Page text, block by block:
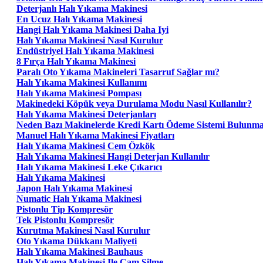
Deterjanlı Halı Yıkama Makinesi
En Ucuz Halı Yıkama Makinesi
Hangi Halı Yıkama Makinesi Daha Iyi
Halı Yıkama Makinesi Nasıl Kurulur
Endüstriyel Halı Yıkama Makinesi
8 Fırça Halı Yıkama Makinesi
Paralı Oto Yıkama Makineleri Tasarruf Sağlar mı?
Halı Yıkama Makinesi Kullanımı
Halı Yıkama Makinesi Pompası
Makinedeki Köpük veya Durulama Modu Nasıl Kullanılır?
Halı Yıkama Makinesi Deterjanları
Neden Bazı Makinelerde Kredi Kartı Ödeme Sistemi
Manuel Halı Yıkama Makinesi Fiyatları
Halı Yıkama Makinesi Cem Özkök
Halı Yıkama Makinesi Hangi Deterjan Kullanılır
Halı Yıkama Makinesi Leke Çıkarıcı
Halı Yıkama Makinesi
Japon Halı Yıkama Makinesi
Numatic Halı Yıkama Makinesi
Pistonlu Tip Kompresör
Tek Pistonlu Kompresör
Kurutma Makinesi Nasıl Kurulur
Oto Yıkama Dükkanı Maliyeti
Halı Yıkama Makinesi Bauhaus